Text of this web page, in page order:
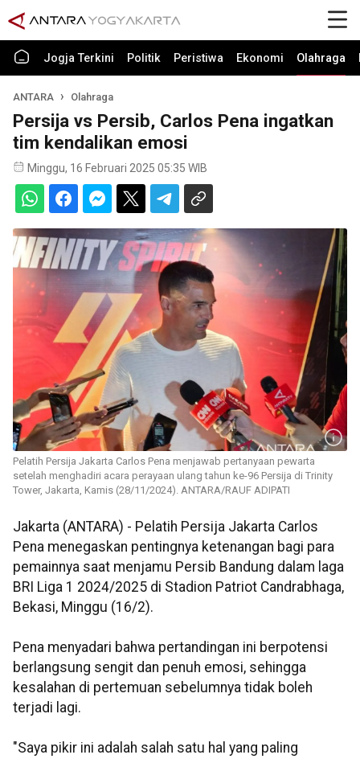
Jogja Terkini Politik Peristiwa Ekonomi Olahraga
ANTARA Olahraga
Persija vs Persib, Carlos Pena ingatkan
tim kendalikan emosi
Minggu, 16 Februari 2025 05:35 WIB
Pelatih Persija Jakarta Carlos Pena menjawab pertanyaan pewarta
setelah menghadiri acara perayaan ulang tahun ke-96 Persija di Trinity
Tower, Jakarta, Kamis (28/11/2024). ANTARA/RAUF ADIPATI
Jakarta (ANTARA) - Pelatih Persija Jakarta Carlos
Pena menegaskan pentingnya ketenangan bagi para
pemainnya saat menjamu Persib Bandung dalam laga
BRI Liga 1 2024/2025 di Stadion Patriot Candrabhaga,
Bekasi, Minggu (16/2).
Pena menyadari bahwa pertandingan ini berpotensi
berlangsung sengit dan penuh emosi, sehingga
kesalahan di pertemuan sebelumnya tidak boleh
terjadi lagi.
"Saya pikir ini adalah salah satu hal yang paling